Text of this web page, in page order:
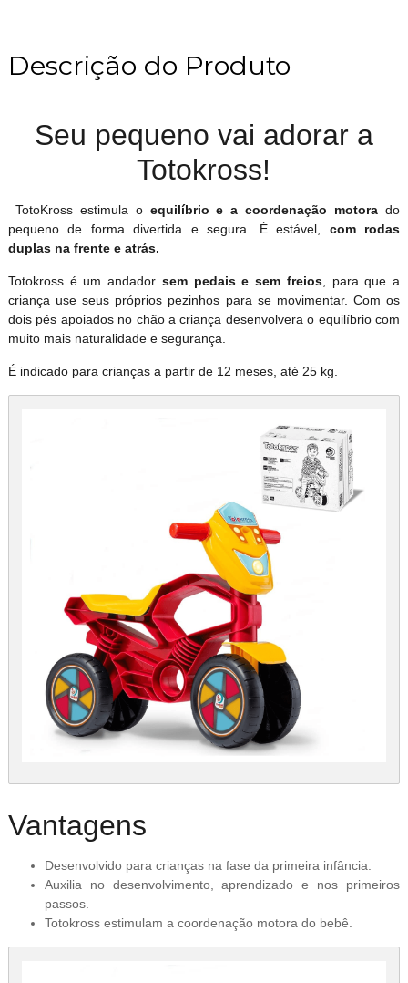
Descrição do Produto
Seu pequeno vai adorar a
Totokross!
TotoKross estimula o equilíbrio e a coordenação motora do
pequeno de forma divertida e segura. É estável, com rodas
duplas na frente e atrás.
Totokross é um andador sem pedais e sem freios, para que a
criança use seus próprios pezinhos para se movimentar. Com os
dois pés apoiados no chão a criança desenvolvera o equilíbrio com
muito mais naturalidade e segurança.
É indicado para crianças a partir de 12 meses, até 25 kg.
Vantagens
Desenvolvido para crianças na fase da primeira infância.
Auxilia no desenvolvimento, aprendizado e nos primeiros
passos.
Totokross estimulam a coordenação motora do bebê.